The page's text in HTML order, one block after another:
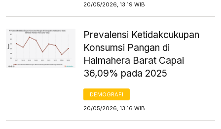
20/05/2026, 13:19 WIB
Prevalensi Ketidakcukupan
Konsumsi Pangan di
Halmahera Barat Capai
36,09% pada 2025
DEMOGRAFI
20/05/2026, 13:16 WIB